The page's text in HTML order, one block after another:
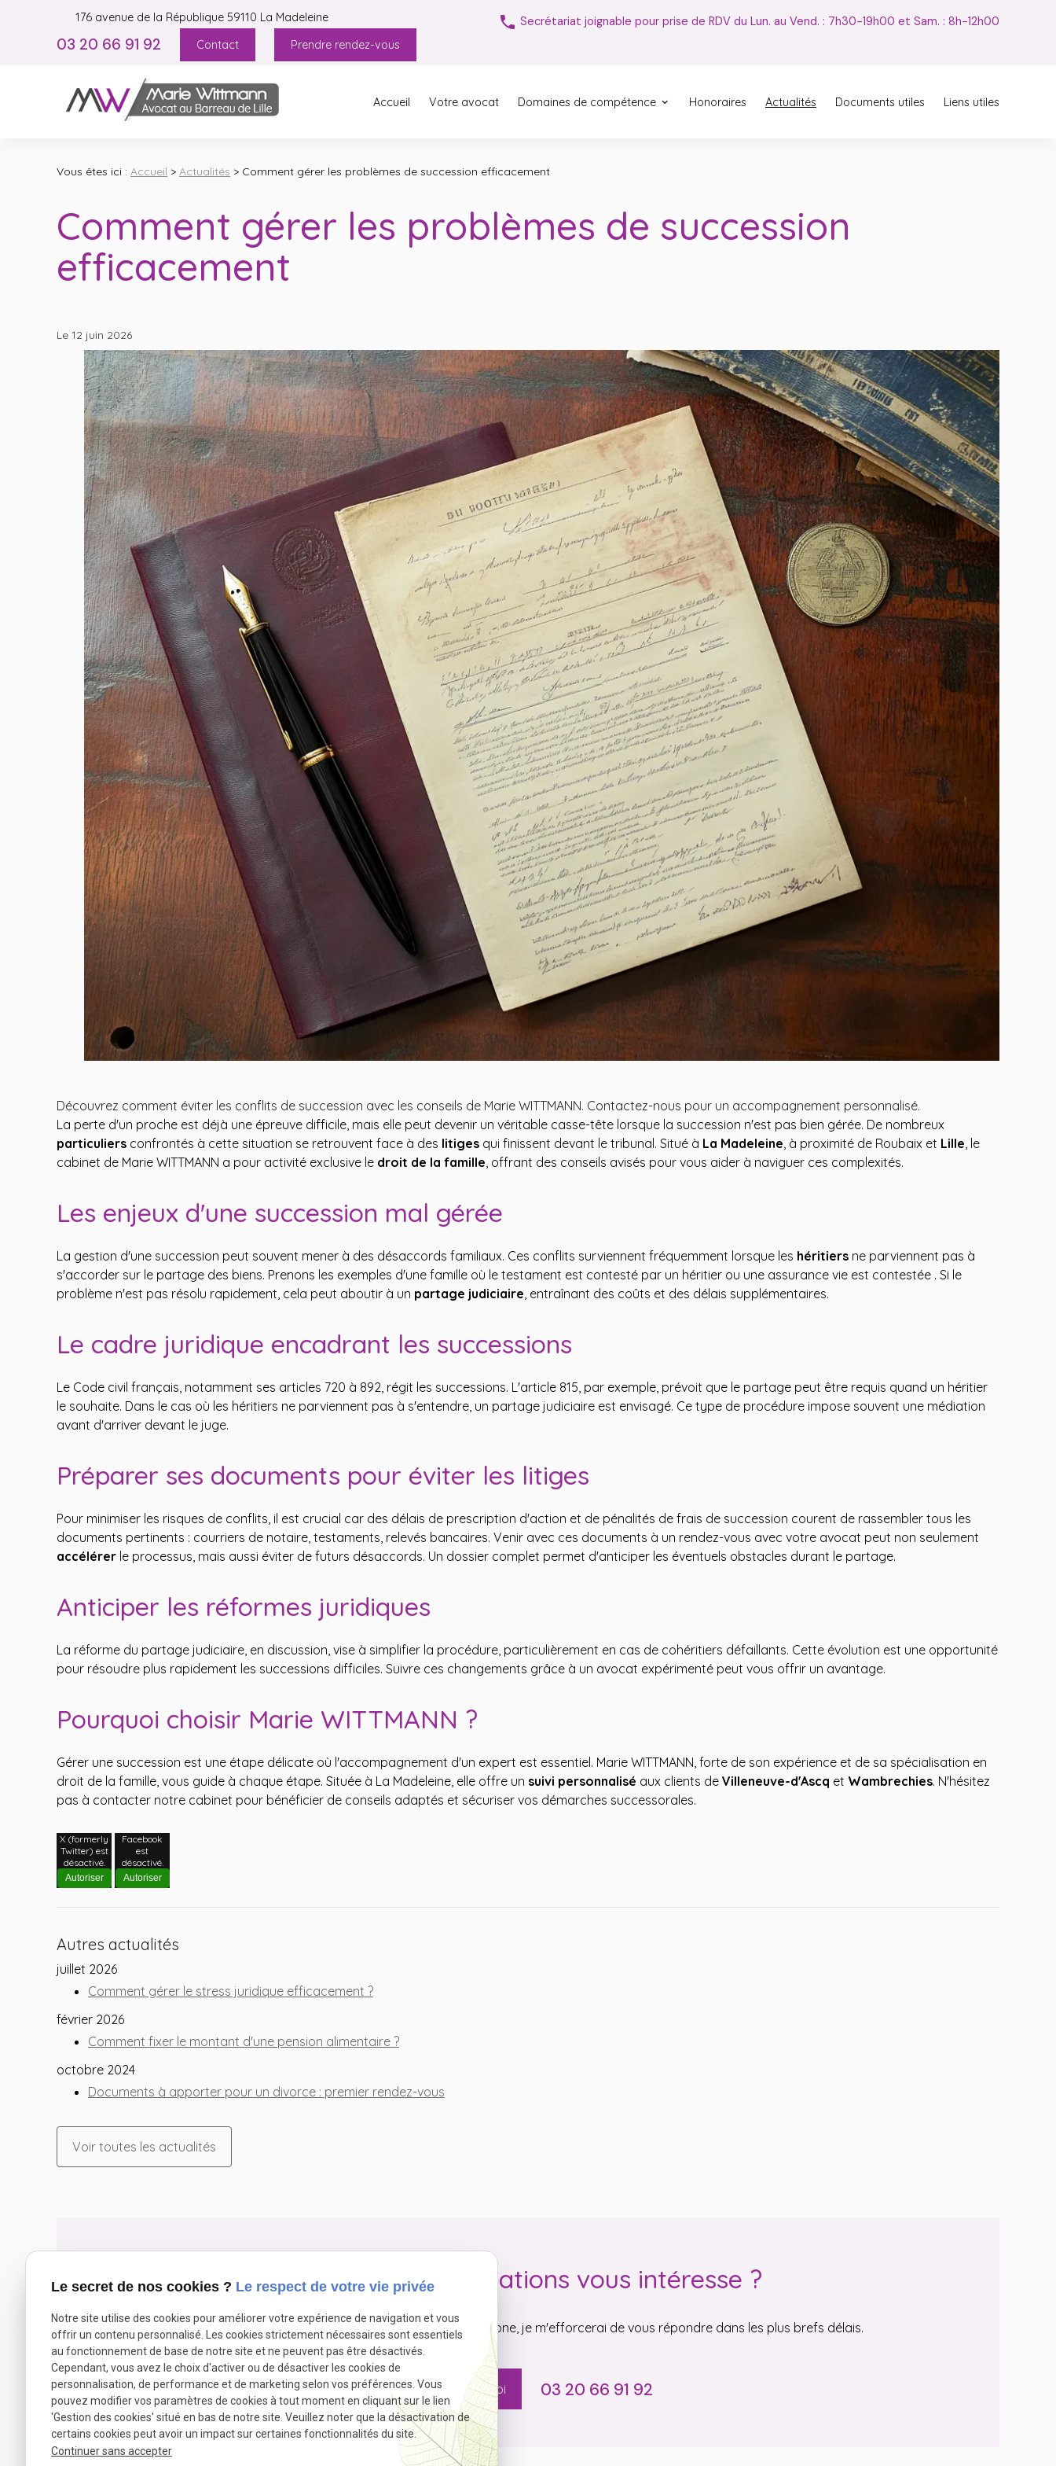
176 avenue de la République 59110 La Madeleine phone Secrétariat joignable pour prise de RDV du Lun. au Vend. : 7h30-19h00 et Sam. : 8h-12h00
03 20 66 91 92 Contact Prendre rendez-vous
Accueil Votre avocat Domaines de compétence Honoraires Actualités Documents utiles Liens utiles
Vous êtes ici : Accueil > Actualités > Comment gérer les problèmes de succession efficacement
Comment gérer les problèmes de succession
efficacement
Le 12 juin 2026
Découvrez comment éviter les conflits de succession avec les conseils de Marie WITTMANN. Contactez-nous pour un accompagnement personnalisé.
La perte d'un proche est déjà une épreuve difficile, mais elle peut devenir un véritable casse-tête lorsque la succession n'est pas bien gérée. De nombreux
particuliers confrontés à cette situation se retrouvent face à des litiges qui finissent devant le tribunal. Situé à La Madeleine , à proximité de Roubaix et Lille , le
cabinet de Marie WITTMANN a pour activité exclusive le droit de la famille , offrant des conseils avisés pour vous aider à naviguer ces complexités.
Les enjeux d'une succession mal gérée
La gestion d'une succession peut souvent mener à des désaccords familiaux. Ces conflits surviennent fréquemment lorsque les héritiers ne parviennent pas à
s'accorder sur le partage des biens. Prenons les exemples d'une famille où le testament est contesté par un héritier ou une assurance vie est contestée . Si le
problème n'est pas résolu rapidement, cela peut aboutir à un partage judiciaire , entraînant des coûts et des délais supplémentaires.
Le cadre juridique encadrant les successions
Le Code civil français, notamment ses articles 720 à 892, régit les successions. L'article 815, par exemple, prévoit que le partage peut être requis quand un héritier
le souhaite. Dans le cas où les héritiers ne parviennent pas à s'entendre, un partage judiciaire est envisagé. Ce type de procédure impose souvent une médiation
avant d'arriver devant le juge.
Préparer ses documents pour éviter les litiges
Pour minimiser les risques de conflits, il est crucial car des délais de prescription d'action et de pénalités de frais de succession courent de rassembler tous les
documents pertinents : courriers de notaire, testaments, relevés bancaires. Venir avec ces documents à un rendez-vous avec votre avocat peut non seulement
accélérer le processus, mais aussi éviter de futurs désaccords. Un dossier complet permet d'anticiper les éventuels obstacles durant le partage.
Anticiper les réformes juridiques
La réforme du partage judiciaire, en discussion, vise à simplifier la procédure, particulièrement en cas de cohéritiers défaillants. Cette évolution est une opportunité
pour résoudre plus rapidement les successions difficiles. Suivre ces changements grâce à un avocat expérimenté peut vous offrir un avantage.
Pourquoi choisir Marie WITTMANN ?
Gérer une succession est une étape délicate où l'accompagnement d'un expert est essentiel. Marie WITTMANN, forte de son expérience et de sa spécialisation en
droit de la famille, vous guide à chaque étape. Située à La Madeleine, elle offre un suivi personnalisé aux clients de Villeneuve-d'Ascq et Wambrechies. N'hésitez
pas à contacter notre cabinet pour bénéficier de conseils adaptés et sécuriser vos démarches successorales.
X (formerly
Twitter) est
désactivé.
Autoriser
Facebook
est
désactivé.
Autoriser
Autres actualités
juillet 2026
Comment gérer le stress juridique efficacement ?
février 2026
Comment fixer le montant d'une pension alimentaire ?
octobre 2024
Documents à apporter pour un divorce : premier rendez-vous
Voir toutes les actualités
Une de mes prestations vous intéresse ?
N'hésitez pas à me contacter par mail ou par téléphone, je m'efforcerai de vous répondre dans les plus brefs délais.
Contactez-moi 03 20 66 91 92
Panneau de gestion des cookies
Le secret de nos cookies ? Le respect de votre vie privée
Notre site utilise des cookies pour améliorer votre expérience de navigation et vous
offrir un contenu personnalisé. Les cookies strictement nécessaires sont essentiels
au fonctionnement de base de notre site et ne peuvent pas être désactivés.
Cependant, vous avez le choix d'activer ou de désactiver les cookies de
personnalisation, de performance et de marketing selon vos préférences. Vous
pouvez modifier vos paramètres de cookies à tout moment en cliquant sur le lien
'Gestion des cookies' situé en bas de notre site. Veuillez noter que la désactivation de
certains cookies peut avoir un impact sur certaines fonctionnalités du site.
Continuer sans accepter